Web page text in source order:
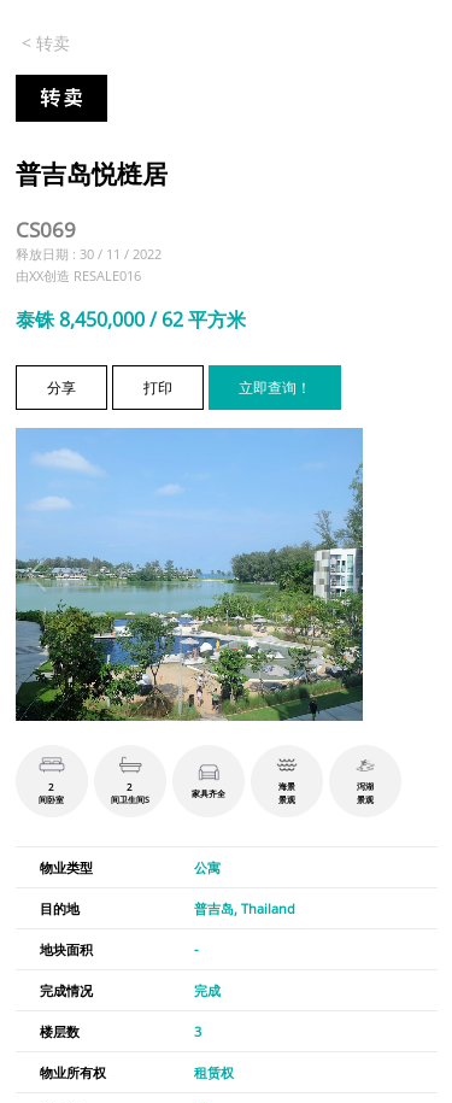
< 转卖
普吉岛悦梿居
CS069
释放日期 : 30 / 11 / 2022
由XX创造 RESALE016
泰铢 8,450,000 / 62 平方米
分享 打印 立即查询！
2
间卧室
2
间卫生间S
家具齐全
海景
景观
泻湖
景观
物业类型 公寓
目的地 普吉岛, Thailand
地块面积 -
完成情况 完成
楼层数 3
物业所有权 租赁权